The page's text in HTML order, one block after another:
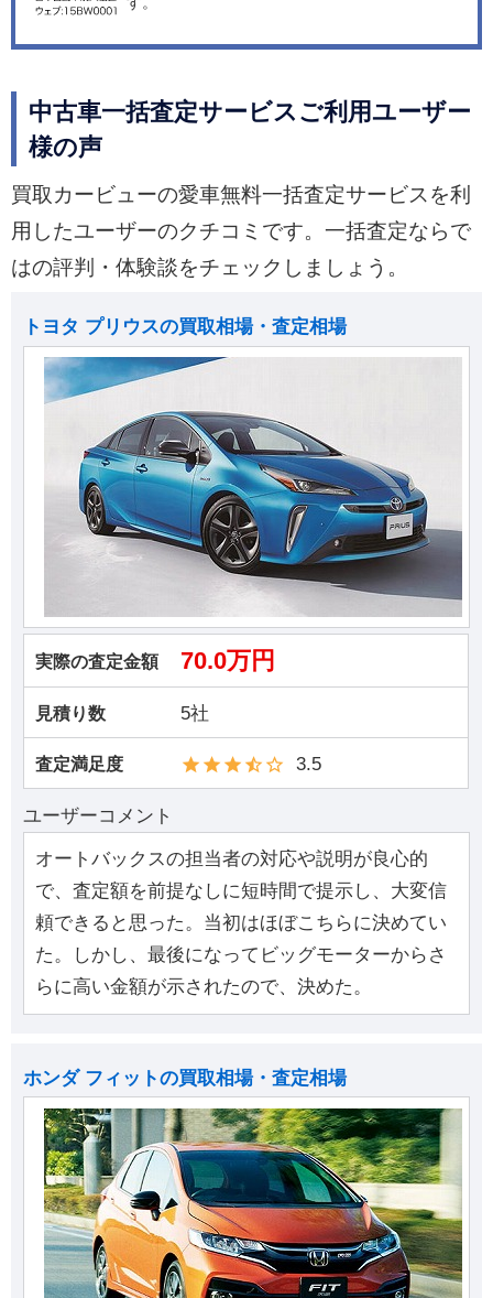
中古車一括査定サービスご利用ユーザー
様の声
買取カービューの愛車無料一括査定サービスを利
用したユーザーのクチコミです。一括査定ならで
はの評判・体験談をチェックしましょう。
トヨタ プリウスの買取相場・査定相場
実際の査定金額 70.0万円
見積り数 5社
査定満足度 3.5
ユーザーコメント
オートバックスの担当者の対応や説明が良心的
で、査定額を前提なしに短時間で提示し、大変信
頼できると思った。当初はほぼこちらに決めてい
た。しかし、最後になってビッグモーターからさ
らに高い金額が示されたので、決めた。
ホンダ フィットの買取相場・査定相場